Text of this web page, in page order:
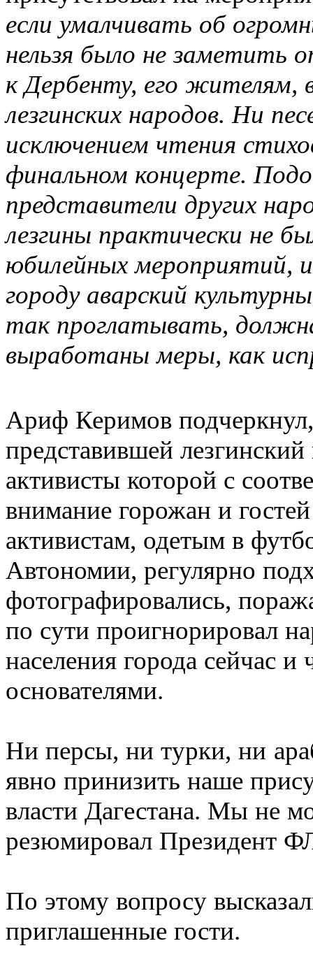
если умалчивать об
нельзя было не заметить
к Дербенту, его жителям,
лезгинских народов. Ни
исключением чтения
финальном концерте.
представители других
лезгины практически не
юбилейных мероприятий,
городу аварский
так проглатывать,
выработаны меры, как
Ариф Керимов
представившей
активисты которой с
внимание горожан и
активистам, одетым в
Автономии, регулярно
фотографировались,
по сути проигнорировал
населения города сейчас
основателями.
Ни персы, ни турки, ни
явно принизить наше
власти Дагестана. Мы не
резюмировал Президент
По этому вопросу
приглашенные гости.